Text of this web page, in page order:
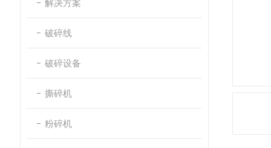
解决方案
破碎线
破碎设备
撕碎机
粉碎机